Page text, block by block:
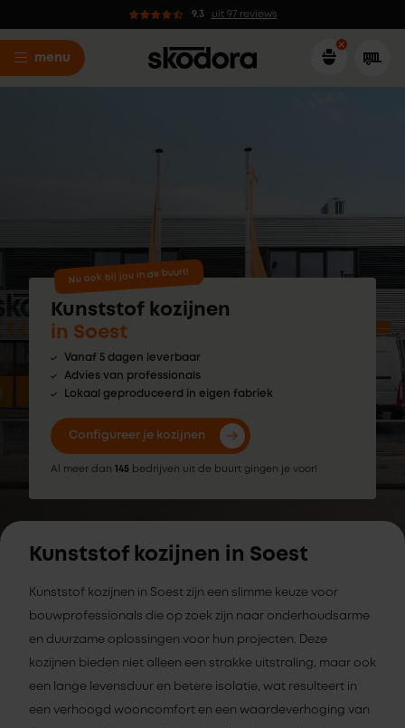
9.3 uit 97 reviews
menu
Nu ook bij jou in de buurt!
Kunststof kozijnen
in Soest
Vanaf 5 dagen leverbaar
Advies van professionals
Lokaal geproduceerd in eigen fabriek
Configureer je kozijnen
Al meer dan 145 bedrijven uit de buurt gingen je voor!
Kunststof kozijnen in Soest
Kunststof kozijnen in Soest zijn een slimme keuze voor
bouwprofessionals die op zoek zijn naar onderhoudsarme
en duurzame oplossingen voor hun projecten. Deze
kozijnen bieden niet alleen een strakke uitstraling, maar ook
een lange levensduur en betere isolatie, wat resulteert in
een verhoogd wooncomfort en een waardeverhoging van